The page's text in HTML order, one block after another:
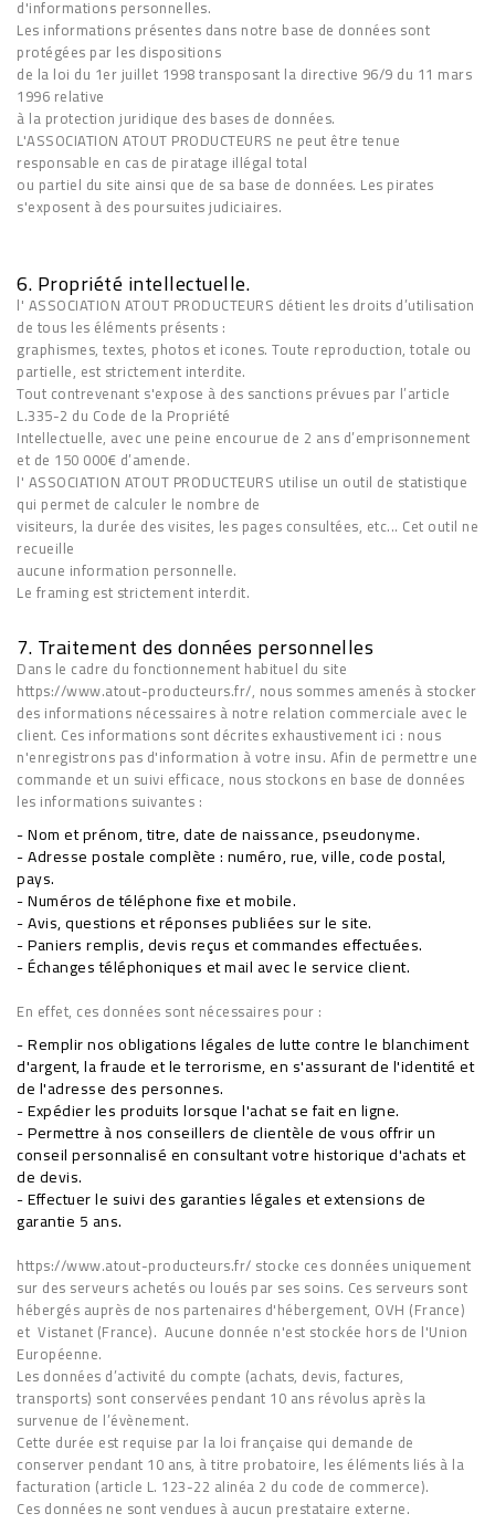
d'informations personnelles.
Les informations présentes dans notre base de données sont
protégées par les dispositions
de la loi du 1er juillet 1998 transposant la directive 96/9 du 11 mars
1996 relative
à la protection juridique des bases de données.
L'ASSOCIATION ATOUT PRODUCTEURS ne peut être tenue
responsable en cas de piratage illégal total
ou partiel du site ainsi que de sa base de données. Les pirates
s'exposent à des poursuites judiciaires.
6. Propriété intellectuelle.
l' ASSOCIATION ATOUT PRODUCTEURS détient les droits d’utilisation
de tous les éléments présents :
graphismes, textes, photos et icones. Toute reproduction, totale ou
partielle, est strictement interdite.
Tout contrevenant s'expose à des sanctions prévues par l’article
L.335-2 du Code de la Propriété
Intellectuelle, avec une peine encourue de 2 ans d’emprisonnement
et de 150 000€ d’amende.
l' ASSOCIATION ATOUT PRODUCTEURS utilise un outil de statistique
qui permet de calculer le nombre de
visiteurs, la durée des visites, les pages consultées, etc... Cet outil ne
recueille
aucune information personnelle.
Le framing est strictement interdit.
7. Traitement des données personnelles
Dans le cadre du fonctionnement habituel du site
https://www.atout-producteurs.fr/, nous sommes amenés à stocker
des informations nécessaires à notre relation commerciale avec le
client. Ces informations sont décrites exhaustivement ici : nous
n'enregistrons pas d'information à votre insu. Afin de permettre une
commande et un suivi efficace, nous stockons en base de données
les informations suivantes :
- Nom et prénom, titre, date de naissance, pseudonyme.
- Adresse postale complète : numéro, rue, ville, code postal,
pays.
- Numéros de téléphone fixe et mobile.
- Avis, questions et réponses publiées sur le site.
- Paniers remplis, devis reçus et commandes effectuées.
- Échanges téléphoniques et mail avec le service client.
En effet, ces données sont nécessaires pour :
- Remplir nos obligations légales de lutte contre le blanchiment
d'argent, la fraude et le terrorisme, en s'assurant de l'identité et
de l'adresse des personnes.
- Expédier les produits lorsque l'achat se fait en ligne.
- Permettre à nos conseillers de clientèle de vous offrir un
conseil personnalisé en consultant votre historique d'achats et
de devis.
- Effectuer le suivi des garanties légales et extensions de
garantie 5 ans.
https://www.atout-producteurs.fr/ stocke ces données uniquement
sur des serveurs achetés ou loués par ses soins. Ces serveurs sont
hébergés auprès de nos partenaires d'hébergement, OVH (France)
et Vistanet (France). Aucune donnée n'est stockée hors de l'Union
Européenne.
Les données d’activité du compte (achats, devis, factures,
transports) sont conservées pendant 10 ans révolus après la
survenue de l’évènement.
Cette durée est requise par la loi française qui demande de
conserver pendant 10 ans, à titre probatoire, les éléments liés à la
facturation (article L. 123-22 alinéa 2 du code de commerce).
Ces données ne sont vendues à aucun prestataire externe.